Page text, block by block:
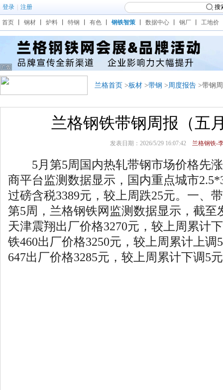
登录 注册 搜
首页 钢材 炉料 特钢 有色 钢铁智策 数据中心 钢厂 工地价
兰格首页 >板材 >带钢 >周度报告 >带钢
兰格钢铁带钢周报（五
发表日期：2026/5/29 16:07:42兰格钢铁-
5月第5周国内热轧带钢市场价格先涨
商平台监测数据显示，国内重点城市
过磅含税3389元，较上周跌25元。一、
第5周，兰格钢铁网监测数据显示，截至
天津震翔出厂价格3270元，较上周累计
铁460出厂价格3250元，较上周累计上调
647出厂价格3285元，较上周累计下调5